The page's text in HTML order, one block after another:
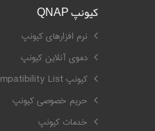
کیونپ QNAP
نرم افزارهای کیونپ
دموی آنلاین کیونپ
کیونپ Compatibility List
حریم خصوصی کیونپ
خدمات کیونپ